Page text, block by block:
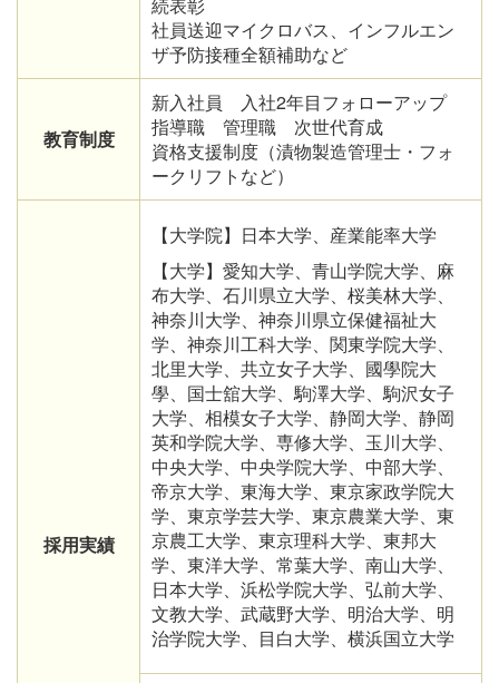
社員送迎マイクロバス、インフルエン
ザ予防接種全額補助など
教育制度
新入社員 入社2年目フォローアップ
指導職 管理職 次世代育成
資格支援制度（漬物製造管理士・フォ
ークリフトなど）
採用実績
【大学院】日本大学、産業能率大学
【大学】愛知大学、青山学院大学、麻
布大学、石川県立大学、桜美林大学、
神奈川大学、神奈川県立保健福祉大
学、神奈川工科大学、関東学院大学、
北里大学、共立女子大学、國學院大
學、国士舘大学、駒澤大学、駒沢女子
大学、相模女子大学、静岡大学、静岡
英和学院大学、専修大学、玉川大学、
中央大学、中央学院大学、中部大学、
帝京大学、東海大学、東京家政学院大
学、東京学芸大学、東京農業大学、東
京農工大学、東京理科大学、東邦大
学、東洋大学、常葉大学、南山大学、
日本大学、浜松学院大学、弘前大学、
文教大学、武蔵野大学、明治大学、明
治学院大学、目白大学、横浜国立大学